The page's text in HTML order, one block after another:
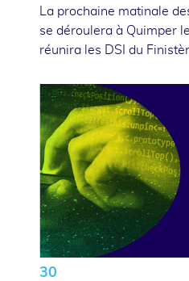
La prochaine matinale
se déroulera à Quimper
réunira les DSI du
30